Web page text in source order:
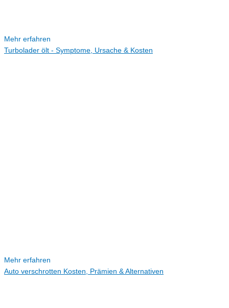
Mehr erfahren
Turbolader ölt - Symptome, Ursache & Kosten
Mehr erfahren
Auto verschrotten Kosten, Prämien & Alternativen